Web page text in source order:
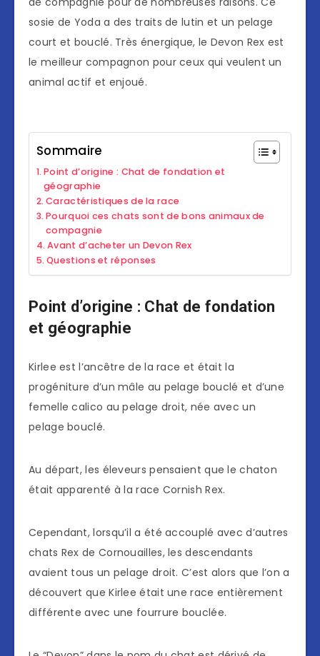
sosie de Yoda a des traits de lutin et un pelage
court et bouclé. Très énergique, le Devon Rex est
le meilleur compagnon pour ceux qui veulent un
animal actif et enjoué.
Sommaire
Point d’origine : Chat de fondation et
géographie
Caractéristiques de la race
Pourquoi ces chats sont de bons animaux de
compagnie
Avant d’acheter un Devon Rex
Questions et réponses
Point d’origine : Chat de fondation
et géographie
Kirlee est l’ancêtre de la race et était la
progéniture d’un mâle au pelage bouclé et d’une
femelle calico au pelage droit, née avec un
pelage bouclé.
Au départ, les éleveurs pensaient que le chaton
était apparenté à la race Cornish Rex.
Cependant, lorsqu’il a été accouplé avec d’autres
chats Rex de Cornouailles, les descendants
avaient tous un pelage droit. C’est alors que l’on a
découvert que Kirlee était une race entièrement
différente avec une fourrure bouclée.